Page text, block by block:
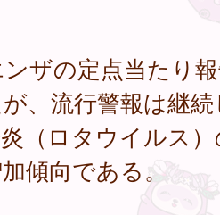
ンザの定点当たり
、流行警報は継
炎（ロタウイルス
傾向である。